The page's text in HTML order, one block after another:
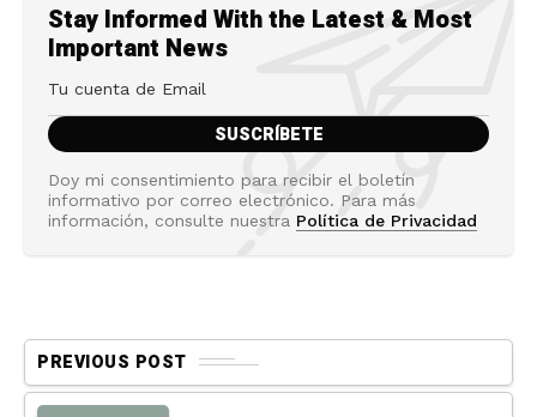
Stay Informed With the Latest & Most
Important News
Doy mi consentimiento para recibir el boletín
informativo por correo electrónico. Para más
información, consulte nuestra Política de Privacidad
PREVIOUS POST